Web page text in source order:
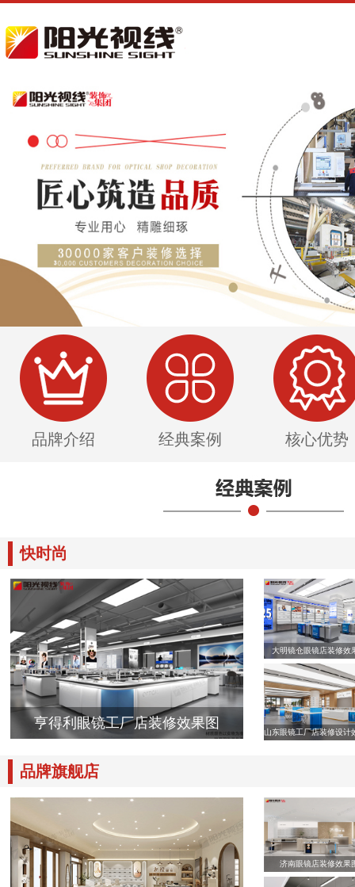
品牌介绍 经典案例 核心优势
快时尚
亨得利眼镜工厂店装修效果图
大明镜仓眼镜店装修效
山东眼镜工厂店装修设计
品牌旗舰店
济南眼镜店装修效果